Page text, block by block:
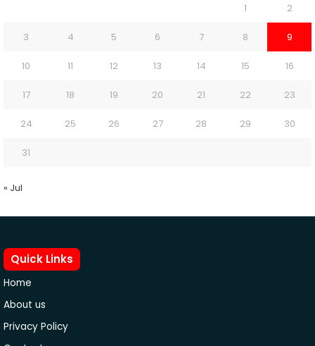
1 2
3 4 5 6 7 8 9
10 11 12 13 14 15 16
17 18 19 20 21 22 23
24 25 26 27 28 29 30
31
« Jul
Quick Links
Home
About us
Privacy Policy